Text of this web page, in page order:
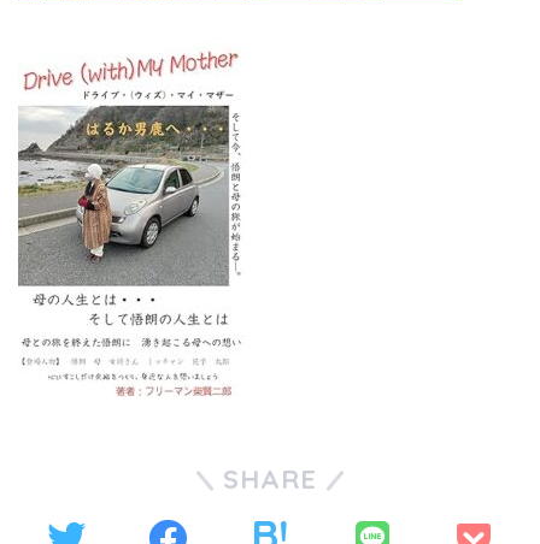
SHARE